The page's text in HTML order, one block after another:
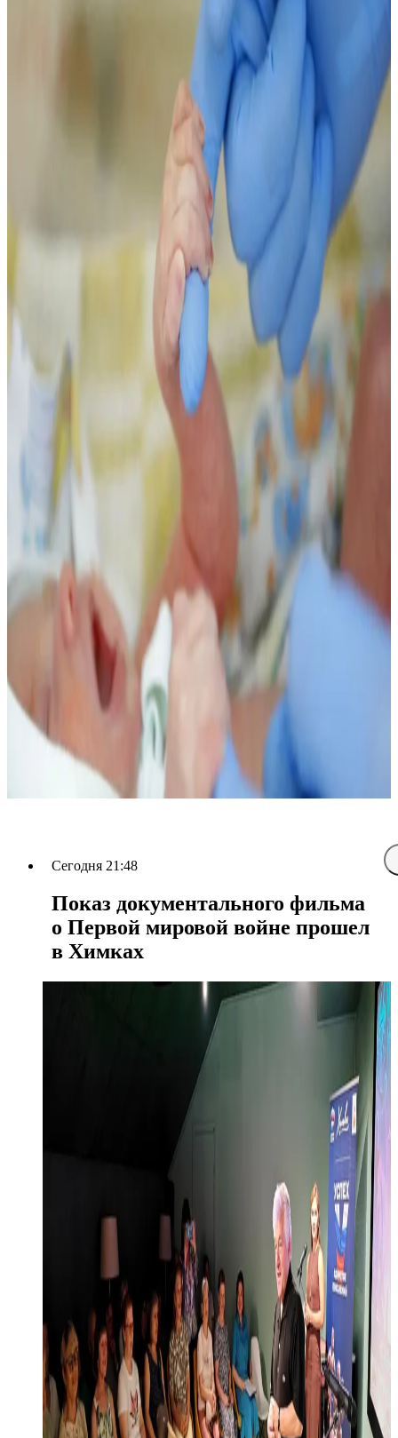
Сегодня 21:48
Показ документального фильма
о Первой мировой войне прошел
в Химках